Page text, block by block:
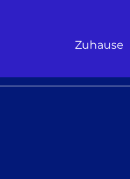
Zuhause